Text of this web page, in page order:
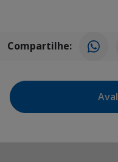
Compartilhe: